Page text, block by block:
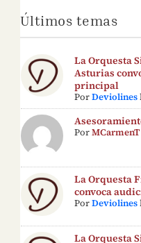
Últimos temas
La Orquesta
Asturias
principal
PorDeviolines
PorMCarmenT
La Orquesta
convoca
PorDeviolines
La Orquesta